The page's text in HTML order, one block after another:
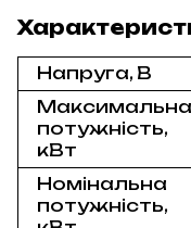
Напруга, В
Максимальна
потужність,
кВт
Номінальна
потужність,